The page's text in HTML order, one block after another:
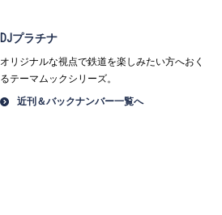
DJプラチナ
オリジナルな視点で鉄道を楽しみたい方へおく
るテーマムックシリーズ。
近刊＆バックナンバー一覧へ